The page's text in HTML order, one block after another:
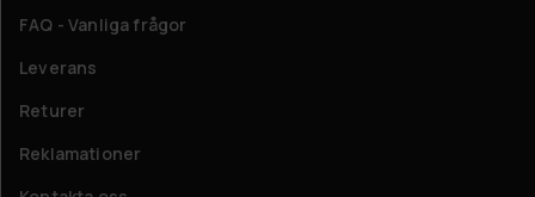
FAQ - Vanliga frågor
Leverans
Returer
Reklamationer